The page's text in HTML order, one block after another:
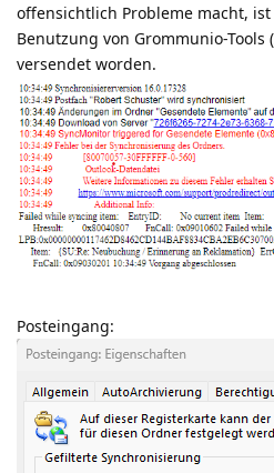
offensichtlich Probleme macht,
Benutzung von Grommunio-
versendet worden.
Posteingang: